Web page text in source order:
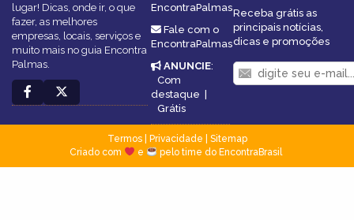
lugar! Dicas, onde ir, o que
fazer, as melhores
empresas, locais, serviços e
muito mais no guia Encontra
Palmas.
EncontraPalmas
Fale com o
EncontraPalmas
ANUNCIE:
Com
destaque |
Grátis
Receba grátis as
principais notícias,
dicas e promoções
Termos| Privacidade
Sitemap
Criado com
e pelo time do EncontraBrasil